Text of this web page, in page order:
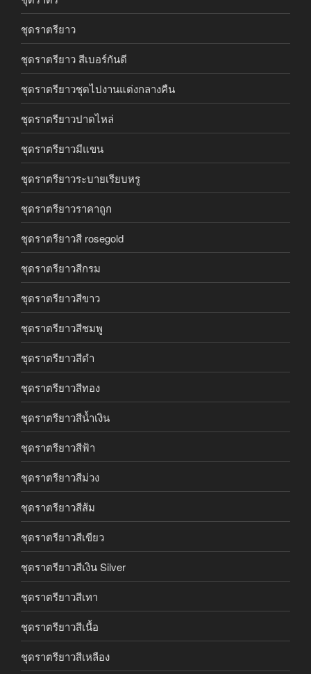
ชุดราตรียาว
ชุดราตรียาว สีเบอร์กันดี
ชุดราตรียาวชุดไปงานแต่งกลางคืน
ชุดราตรียาวปาดไหล่
ชุดราตรียาวมีแขน
ชุดราตรียาวระบายเรียบหรู
ชุดราตรียาวราคาถูก
ชุดราตรียาวสี rosegold
ชุดราตรียาวสีกรม
ชุดราตรียาวสีขาว
ชุดราตรียาวสีชมพู
ชุดราตรียาวสีดำ
ชุดราตรียาวสีทอง
ชุดราตรียาวสีน้ำเงิน
ชุดราตรียาวสีฟ้า
ชุดราตรียาวสีม่วง
ชุดราตรียาวสีส้ม
ชุดราตรียาวสีเขียว
ชุดราตรียาวสีเงิน Silver
ชุดราตรียาวสีเทา
ชุดราตรียาวสีเนื้อ
ชุดราตรียาวสีเหลือง